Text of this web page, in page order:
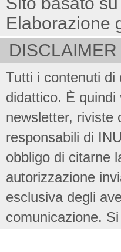
Elaborazione
DISCLAIMER
Tutti i contenuti di
didattico. È
newsletter, riviste
responsabili di
obbligo di citarne
autorizzazione
esclusiva degli
comunicazione.